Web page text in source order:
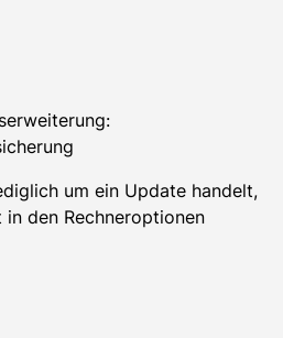
um ein Update handelt,
in den Rechneroptionen